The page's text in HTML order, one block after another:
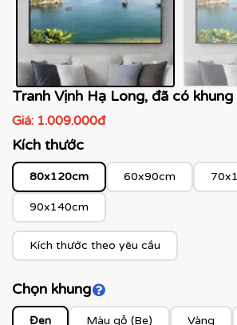
Tranh Vịnh Hạ Long, đã có
Giá: 1.009.000đ
Kích thước
80x120cm 60x90cm
90x140cm
Kích thước theo yêu cầu
Chọn khungClick để xem màu khung
Đen Màu gỗ (Be) Vàng